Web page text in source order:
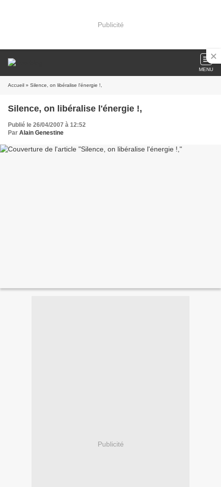
Publicité
MENU
Accueil » Silence, on libéralise l'énergie !,
Silence, on libéralise l'énergie !,
Publié le 26/04/2007 à 12:52
Par Alain Genestine
Publicité